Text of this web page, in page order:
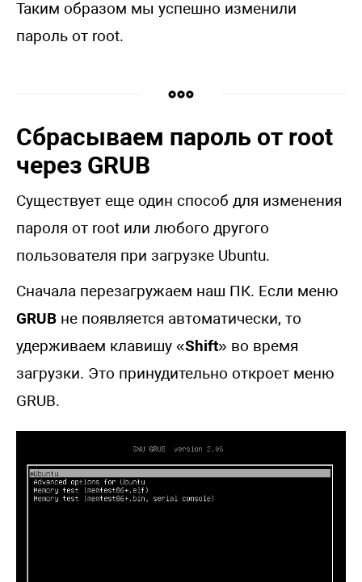
Таким образом мы успешно изменили
пароль от root.
Сбрасываем пароль от root
через GRUB
Существует еще один способ для изменения
пароля от root или любого другого
пользователя при загрузке Ubuntu.
Сначала перезагружаем наш ПК. Если меню
GRUB не появляется автоматически, то
удерживаем клавишу «Shift» во время
загрузки. Это принудительно откроет меню
GRUB.